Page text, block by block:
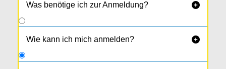
Was benötige ich zur Anmeldung? 
Wie kann ich mich anmelden? 